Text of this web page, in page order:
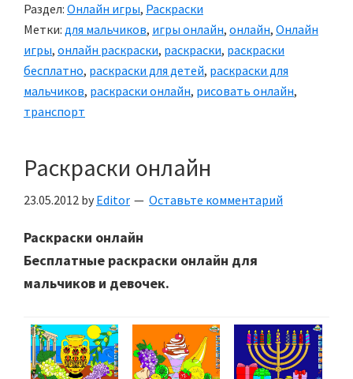
Раздел: Онлайн игры, Раскраски
Метки: для мальчиков, игры онлайн, онлайн, Онлайн
игры, онлайн раскраски, раскраски, раскраски
бесплатно, раскраски для детей, раскраски для
мальчиков, раскраски онлайн, рисовать онлайн,
транспорт
Раскраски онлайн
23.05.2012 by Editor Оставьте комментарий
Раскраски онлайн
Бесплатные раскраски онлайн для
мальчиков и девочек.